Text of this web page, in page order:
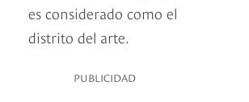
es considerado como el
distrito del arte.
PUBLICIDAD